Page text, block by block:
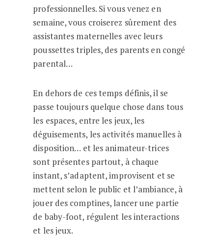
professionnelles. Si vous venez en
semaine, vous croiserez sûrement des
assistantes maternelles avec leurs
poussettes triples, des parents en congé
parental…
En dehors de ces temps définis, il se
passe toujours quelque chose dans tous
les espaces, entre les jeux, les
déguisements, les activités manuelles à
disposition… et les animateur-trices
sont présentes partout, à chaque
instant, s’adaptent, improvisent et se
mettent selon le public et l’ambiance, à
jouer des comptines, lancer une partie
de baby-foot, régulent les interactions
et les jeux.